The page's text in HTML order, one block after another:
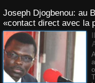
Joseph Djogbenou: au
«contact direct avec la